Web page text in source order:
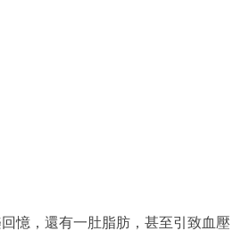
憶，還有一肚脂肪，甚至引致血壓